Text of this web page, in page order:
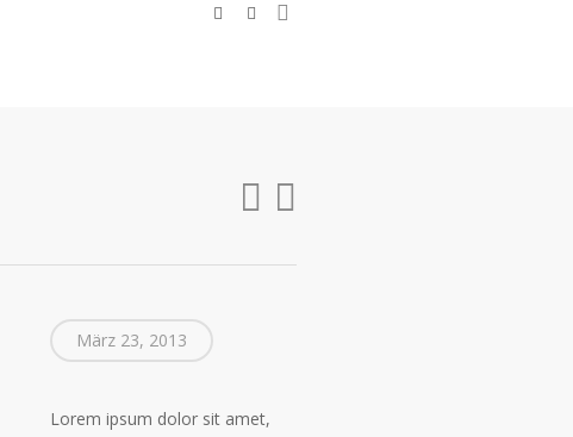
linkedininstagram
März 23, 2013
Lorem ipsum dolor sit amet,